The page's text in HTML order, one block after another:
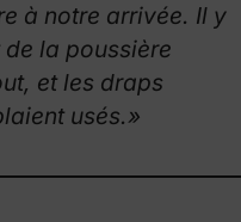
à notre arrivée. Il y
la poussière
et les draps
usés.»